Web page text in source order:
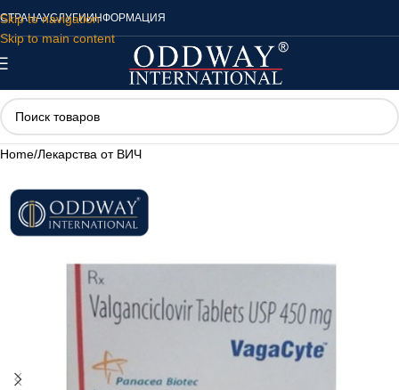
Skip to navigation
Skip to main content
СТРАНАУСЛУГИИНФОРМАЦИЯ
Home/Лекарства от ВИЧ